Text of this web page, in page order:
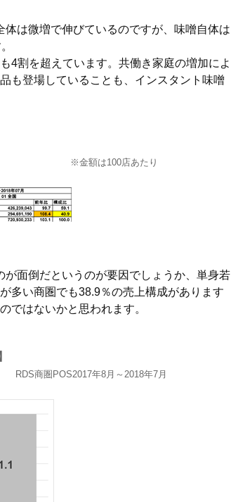
は微増で伸びているのですが、味噌自体は
4割を超えています。共働き家庭の増加によ
も登場していることも、インスタント味噌
※金額は100店あたり
面倒だというのが要因でしょうか、単身若
多い商圏でも38.9％の売上構成があります
ではないかと思われます。
RDS商圏POS2017年8月～2018年7月